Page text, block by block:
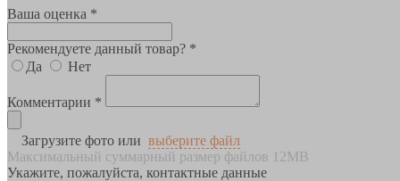
Ваша оценка *
Рекомендуете данный товар? *
Да
Нет
Комментарии *
Загрузите фото или выберите файл
Максимальный суммарный размер файлов 12MB
Укажите, пожалуйста, контактные данные